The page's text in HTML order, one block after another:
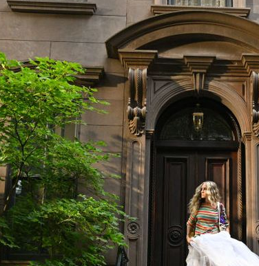
апартаменти з фільмів і
побувати і навіть придбати